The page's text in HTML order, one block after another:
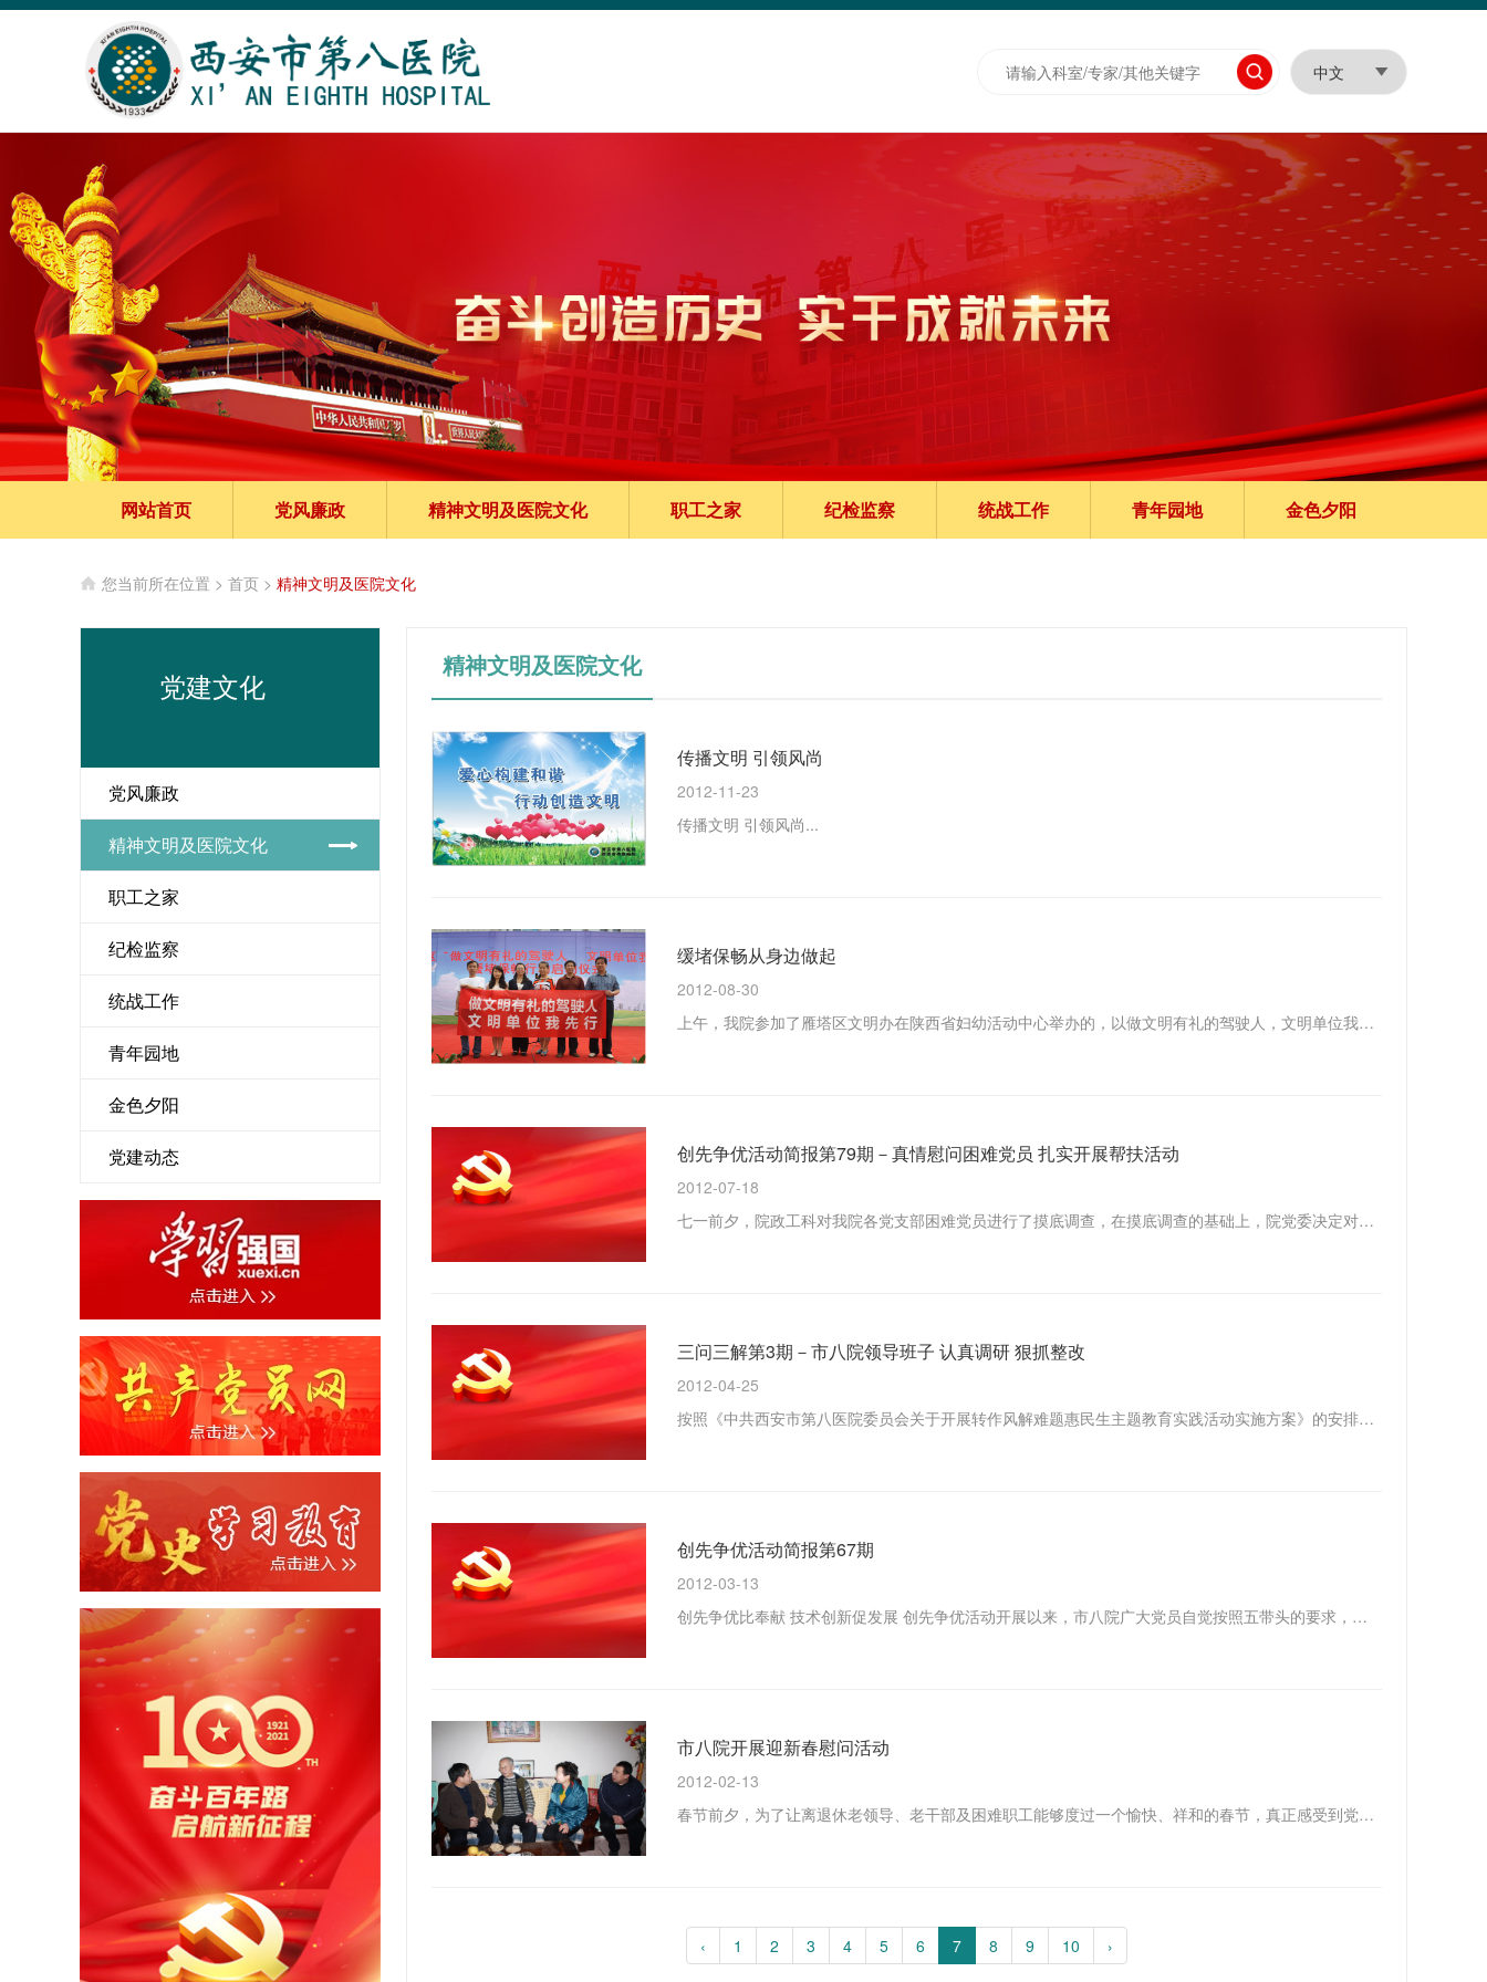
网站首页 党风廉政 精神文明及医院文化 职工之家 纪检监察 统战工作 青年园地 金色夕阳
您当前所在位置 > 首页 > 精神文明及医院文化
党建文化
党风廉政
精神文明及医院文化
职工之家
纪检监察
统战工作
青年园地
金色夕阳
党建动态
精神文明及医院文化
传播文明 引领风尚
2012-11-23
传播文明 引领风尚...
缓堵保畅从身边做起
2012-08-30
上午，我院参加了雁塔区文明办在陕西省妇幼活动中心举办的，以做文明有礼的驾驶人，文明单位我先行为主题的缓堵保畅启动仪式。雁塔区领导，各文明单位和相关单位的负责人、驾驶员代表参加了此次会议。我院政工科长宗红梅代表市八院向全区驾驶员发出了倡议......
创先争优活动简报第79期－真情慰问困难党员 扎实开展帮扶活动
2012-07-18
七一前夕，院政工科对我院各党支部困难党员进行了摸底调查，在摸底调查的基础上，院党委决定对家庭比较困难的6名离退老党员和1名在职党员进行了走访慰问。前往慰问的成员有院领导班子成员、政工科、离退支部、退管办工作人员。......
三问三解第3期－市八院领导班子 认真调研 狠抓整改
2012-04-25
按照《中共西安市第八医院委员会关于开展转作风解难题惠民生主题教育实践活动实施方案》的安排，为了使转作风、解难题、惠民生主题教育实践活动落到实处，我院领导班子成员认真调研，梳理排查，狠抓整改。 一、院领......
创先争优活动简报第67期
2012-03-13
创先争优比奉献 技术创新促发展 创先争优活动开展以来，市八院广大党员自觉按照五带头的要求，充分发挥模范带头作用，在各自学科领域积极开展临床新技术应用、疑难病例诊治、临床科研等工作，争当......
市八院开展迎新春慰问活动
2012-02-13
春节前夕，为了让离退休老领导、老干部及困难职工能够度过一个愉快、祥和的春节，真正感受到党的温暖和关怀，2012年1月20日，市八院领导班子成员与相关部门人员一起，先后走访慰问了22名医院离退休老领导、老干部及困难职工，其中困难职工12名，为他们送......
‹ 1 2 3 4 5 6 7 8 9 10 ›